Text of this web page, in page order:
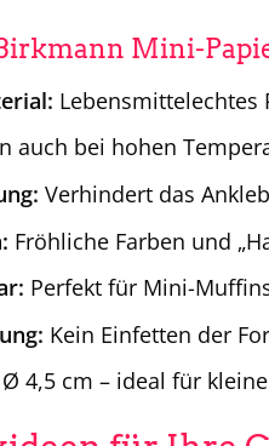
Mini-
Lebensmittelechtes
auch bei hohen
Verhindert das
Fröhliche Farben und
Perfekt für Mini-
Kein Einfetten der
Ø 4,5 cm – ideal für